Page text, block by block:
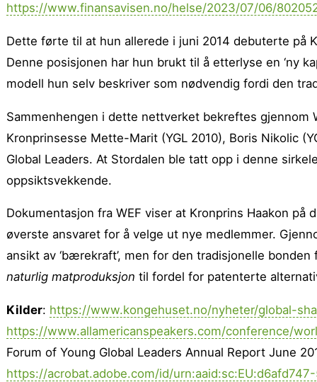
https://www.finansavisen.no/helse/2023/07/06/
Dette førte til at hun allerede i juni 2014 debuterte på
Denne posisjonen har hun brukt til å etterlyse en ‘ny
modell hun selv beskriver som nødvendig fordi den
Sammenhengen i dette nettverket bekreftes gjennom
Kronprinsesse Mette-Marit (YGL 2010), Boris Nikolic
Global Leaders. At Stordalen ble tatt opp i denne
oppsiktsvekkende.
Dokumentasjon fra WEF viser at Kronprins Haakon
øverste ansvaret for å velge ut nye medlemmer.
ansikt av ‘bærekraft’, men for den tradisjonelle
naturlig matproduksjon til fordel for patenterte
Kilder: https://www.kongehuset.no/nyheter/global-
https://www.allamericanspeakers.com/conference/
Forum of Young Global Leaders Annual Report June
https://acrobat.adobe.com/id/